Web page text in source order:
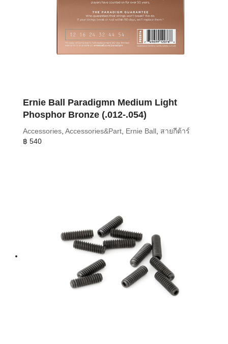
Ernie Ball Paradigmn Medium Light
Phosphor Bronze (.012-.054)
Accessories Accessories&Part Ernie Ball สายกีต้าร์
฿ 540